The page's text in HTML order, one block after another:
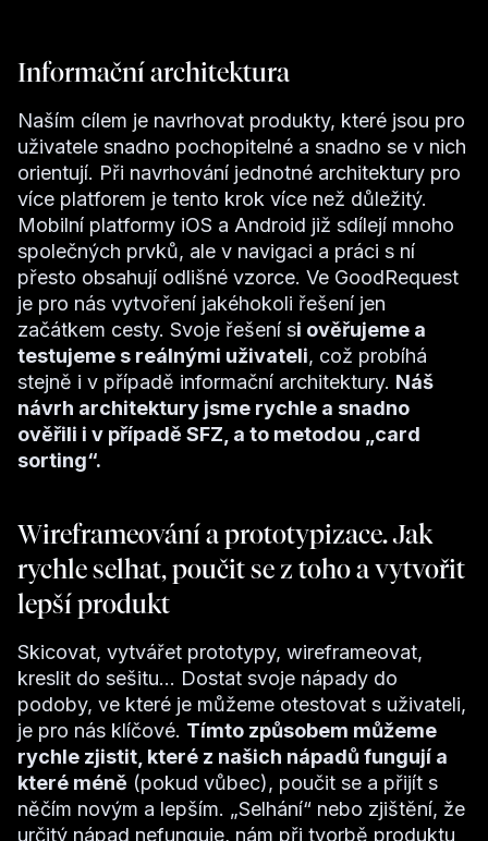
Informační architektura
Naším cílem je navrhovat produkty, které jsou pro
uživatele snadno pochopitelné a snadno se v nich
orientují. Při navrhování jednotné architektury pro
více platforem je tento krok více než důležitý.
Mobilní platformy iOS a Android již sdílejí mnoho
společných prvků, ale v navigaci a práci s ní
přesto obsahují odlišné vzorce. Ve GoodRequest
je pro nás vytvoření jakéhokoli řešení jen
začátkem cesty. Svoje řešení si ověřujeme a
testujeme s reálnými uživateli, což probíhá
stejně i v případě informační architektury. Náš
návrh architektury jsme rychle a snadno
ověřili i v případě SFZ, a to metodou „card
sorting“.
Wireframeování a prototypizace. Jak
rychle selhat, poučit se z toho a vytvořit
lepší produkt
Skicovat, vytvářet prototypy, wireframeovat,
kreslit do sešitu... Dostat svoje nápady do
podoby, ve které je můžeme otestovat s uživateli,
je pro nás klíčové. Tímto způsobem můžeme
rychle zjistit, které z našich nápadů fungují a
které méně (pokud vůbec), poučit se a přijít s
něčím novým a lepším. „Selhání“ nebo zjištění, že
určitý nápad nefunguje, nám při tvorbě produktu